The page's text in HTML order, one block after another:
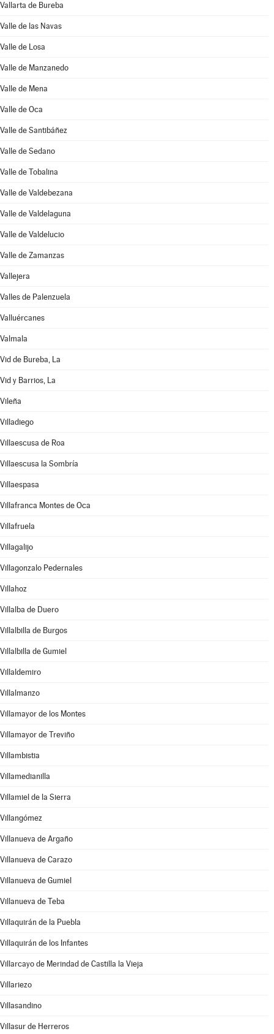
Vallarta de Bureba
Valle de las Navas
Valle de Losa
Valle de Manzanedo
Valle de Mena
Valle de Oca
Valle de Santibáñez
Valle de Sedano
Valle de Tobalina
Valle de Valdebezana
Valle de Valdelaguna
Valle de Valdelucio
Valle de Zamanzas
Vallejera
Valles de Palenzuela
Valluércanes
Valmala
Vid de Bureba, La
Vid y Barrios, La
Vileña
Villadiego
Villaescusa de Roa
Villaescusa la Sombría
Villaespasa
Villafranca Montes de Oca
Villafruela
Villagalijo
Villagonzalo Pedernales
Villahoz
Villalba de Duero
Villalbilla de Burgos
Villalbilla de Gumiel
Villaldemiro
Villalmanzo
Villamayor de los Montes
Villamayor de Treviño
Villambistia
Villamedianilla
Villamiel de la Sierra
Villangómez
Villanueva de Argaño
Villanueva de Carazo
Villanueva de Gumiel
Villanueva de Teba
Villaquirán de la Puebla
Villaquirán de los Infantes
Villarcayo de Merindad de Castilla la Vieja
Villariezo
Villasandino
Villasur de Herreros